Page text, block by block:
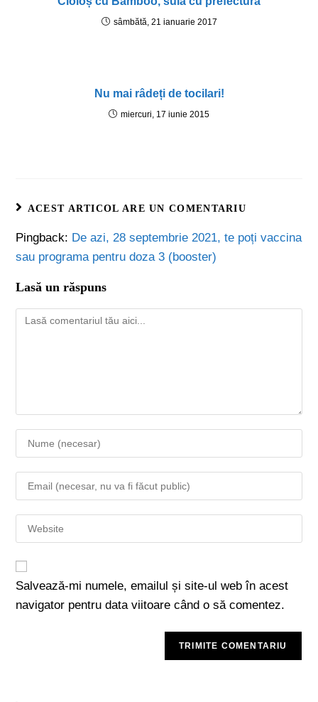
sâmbătă, 21 ianuarie 2017
Nu mai râdeți de tocilari!
miercuri, 17 iunie 2015
ACEST ARTICOL ARE UN COMENTARIU
Pingback: De azi, 28 septembrie 2021, te poți vaccina
sau programa pentru doza 3 (booster)
Lasă un răspuns
Salvează-mi numele, emailul și site-ul web în acest
navigator pentru data viitoare când o să comentez.